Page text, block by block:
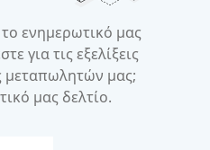
ενημερωτικό μας
για τις εξελίξεις
μεταπωλητών μας;
μας δελτίο.